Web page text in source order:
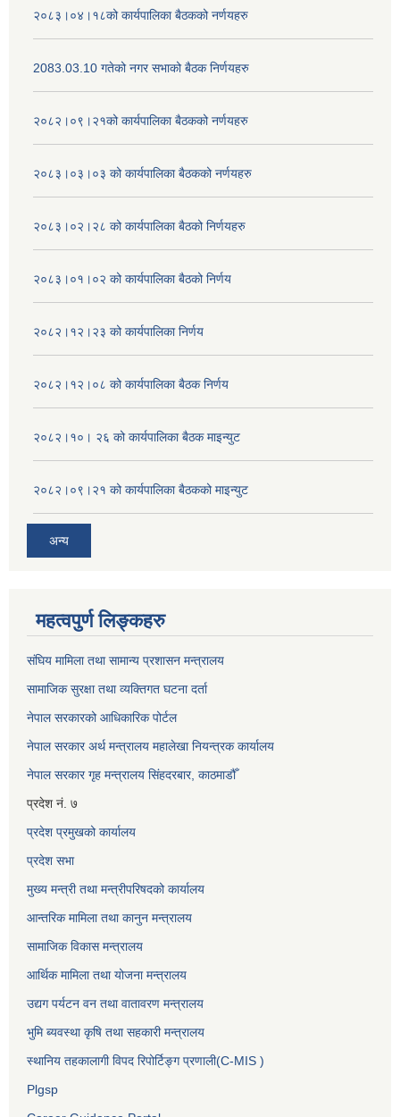
२०८३।०४।१८को कार्यपालिका बैठकको नर्णयहरु
2083.03.10 गतेको नगर सभाको बैठक निर्णयहरु
२०८२।०९।२१को कार्यपालिका बैठकको नर्णयहरु
२०८३।०३।०३ को कार्यपालिका बैठकको नर्णयहरु
२०८३।०२।२८ को कार्यपालिका बैठको निर्णयहरु
२०८३।०१।०२ को कार्यपालिका बैठको निर्णय
२०८२।१२।२३ को कार्यपालिका निर्णय
२०८२।१२।०८ को कार्यपालिका बैठक निर्णय
२०८२।१०। २६ को कार्यपालिका बैठक माइन्युट
२०८२।०९।२१ को कार्यपालिका बैठकको माइन्युट
अन्य
महत्वपुर्ण लिङ्कहरु
संघिय मामिला तथा सामान्य प्रशासन मन्त्रालय
सामाजिक सुरक्षा तथा व्यक्तिगत घटना दर्ता
नेपाल सरकारको आधिकारिक पोर्टल
नेपाल सरकार अर्थ मन्त्रालय महालेखा नियन्त्रक कार्यालय
नेपाल सरकार गृह मन्त्रालय सिंहदरबार, काठमाडौँ
प्रदेश नं. ७
प्रदेश प्रमुखको कार्यालय
प्रदेश सभा
मुख्य मन्त्री तथा मन्त्रीपरिषदको कार्यालय
आन्तरिक मामिला तथा कानुन मन्त्रालय
सामाजिक विकास मन्त्रालय
आर्थिक मामिला तथा योजना मन्त्रालय
उद्यग पर्यटन वन तथा वातावरण मन्त्रालय
भुमि ब्यवस्था कृषि तथा सहकारी मन्त्रालय
स्थानिय तहकालागी विपद रिपोर्टिङ्ग प्रणाली(C-MIS )
Plgsp